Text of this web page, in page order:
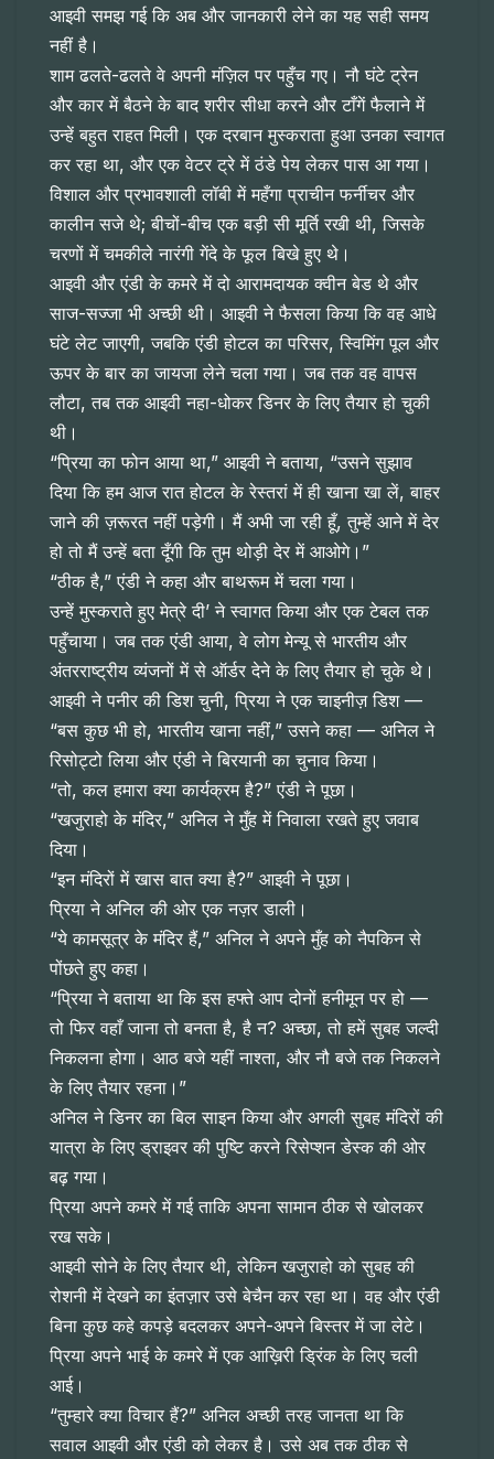
आइवी समझ गई कि अब और जानकारी लेने का यह सही समय
नहीं है।
शाम ढलते-ढलते वे अपनी मंज़िल पर पहुँच गए। नौ घंटे ट्रेन
और कार में बैठने के बाद शरीर सीधा करने और टाँगें फैलाने में
उन्हें बहुत राहत मिली। एक दरबान मुस्कराता हुआ उनका स्वागत
कर रहा था, और एक वेटर ट्रे में ठंडे पेय लेकर पास आ गया।
विशाल और प्रभावशाली लॉबी में महँगा प्राचीन फर्नीचर और
कालीन सजे थे; बीचों-बीच एक बड़ी सी मूर्ति रखी थी, जिसके
चरणों में चमकीले नारंगी गेंदे के फूल बिखे हुए थे।
आइवी और एंडी के कमरे में दो आरामदायक क्वीन बेड थे और
साज-सज्जा भी अच्छी थी। आइवी ने फैसला किया कि वह आधे
घंटे लेट जाएगी, जबकि एंडी होटल का परिसर, स्विमिंग पूल और
ऊपर के बार का जायजा लेने चला गया। जब तक वह वापस
लौटा, तब तक आइवी नहा-धोकर डिनर के लिए तैयार हो चुकी
थी।
“प्रिया का फोन आया था,” आइवी ने बताया, “उसने सुझाव
दिया कि हम आज रात होटल के रेस्तरां में ही खाना खा लें, बाहर
जाने की ज़रूरत नहीं पड़ेगी। मैं अभी जा रही हूँ, तुम्हें आने में देर
हो तो मैं उन्हें बता दूँगी कि तुम थोड़ी देर में आओगे।”
“ठीक है,” एंडी ने कहा और बाथरूम में चला गया।
उन्हें मुस्कराते हुए मेत्रे दी’ ने स्वागत किया और एक टेबल तक
पहुँचाया। जब तक एंडी आया, वे लोग मेन्यू से भारतीय और
अंतरराष्ट्रीय व्यंजनों में से ऑर्डर देने के लिए तैयार हो चुके थे।
आइवी ने पनीर की डिश चुनी, प्रिया ने एक चाइनीज़ डिश —
“बस कुछ भी हो, भारतीय खाना नहीं,” उसने कहा — अनिल ने
रिसोट्टो लिया और एंडी ने बिरयानी का चुनाव किया।
“तो, कल हमारा क्या कार्यक्रम है?” एंडी ने पूछा।
“खजुराहो के मंदिर,” अनिल ने मुँह में निवाला रखते हुए जवाब
दिया।
“इन मंदिरों में खास बात क्या है?” आइवी ने पूछा।
प्रिया ने अनिल की ओर एक नज़र डाली।
“ये कामसूत्र के मंदिर हैं,” अनिल ने अपने मुँह को नैपकिन से
पोंछते हुए कहा।
“प्रिया ने बताया था कि इस हफ्ते आप दोनों हनीमून पर हो —
तो फिर वहाँ जाना तो बनता है, है न? अच्छा, तो हमें सुबह जल्दी
निकलना होगा। आठ बजे यहीं नाश्ता, और नौ बजे तक निकलने
के लिए तैयार रहना।”
अनिल ने डिनर का बिल साइन किया और अगली सुबह मंदिरों की
यात्रा के लिए ड्राइवर की पुष्टि करने रिसेप्शन डेस्क की ओर
बढ़ गया।
प्रिया अपने कमरे में गई ताकि अपना सामान ठीक से खोलकर
रख सके।
आइवी सोने के लिए तैयार थी, लेकिन खजुराहो को सुबह की
रोशनी में देखने का इंतज़ार उसे बेचैन कर रहा था। वह और एंडी
बिना कुछ कहे कपड़े बदलकर अपने-अपने बिस्तर में जा लेटे।
प्रिया अपने भाई के कमरे में एक आख़िरी ड्रिंक के लिए चली
आई।
“तुम्हारे क्या विचार हैं?” अनिल अच्छी तरह जानता था कि
सवाल आइवी और एंडी को लेकर है। उसे अब तक ठीक से